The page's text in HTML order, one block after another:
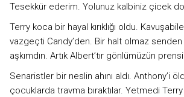
Tesekkür ederim. Yolunuz kalbiniz çicek
Terry koca bir hayal kırıklığı oldu.
vazgeçti Candy’den. Bir halt olmaz
aşkımdın. Artık Albert’tır gönlümüzün
Senaristler bir neslin ahını aldı. Anthony’i
çocuklarda travma bıraktılar. Yetmedi Terry